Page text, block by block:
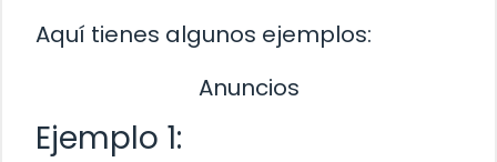
Aquí tienes algunos ejemplos:
Anuncios
Ejemplo 1: